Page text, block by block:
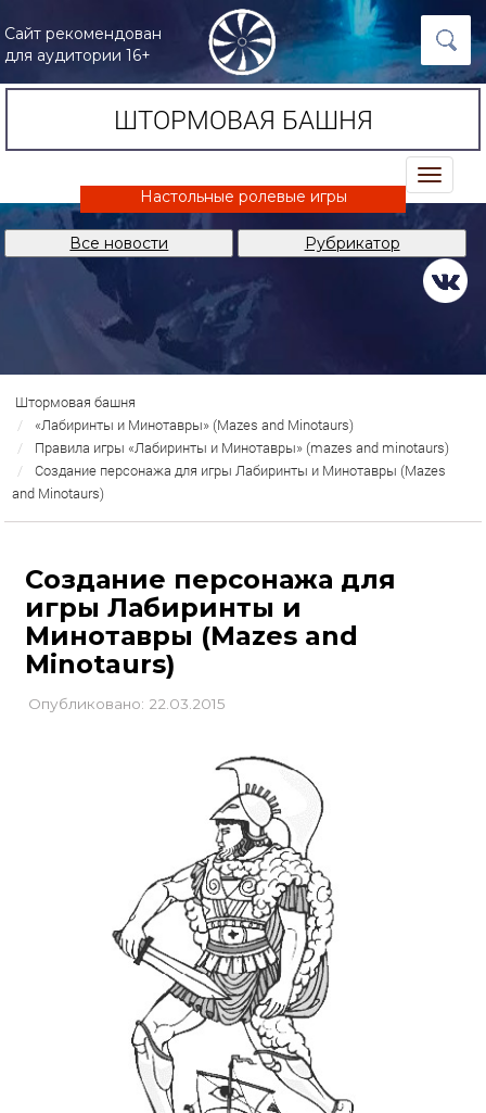
Сайт рекомендован
для аудитории 16+
ШТОРМОВАЯ БАШНЯ
trk
Настольные ролевые игры
Все новости Рубрикатор
Штормовая башня
«Лабиринты и Минотавры» (Mazes and Minotaurs)
Правила игры «Лабиринты и Минотавры» (mazes and minotaurs)
Создание персонажа для игры Лабиринты и Минотавры (Mazes
and Minotaurs)
Создание персонажа для
игры Лабиринты и
Минотавры (Mazes and
Minotaurs)
Опубликовано: 22.03.2015